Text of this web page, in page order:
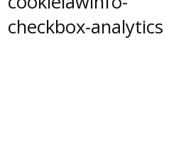
checkbox-analytics